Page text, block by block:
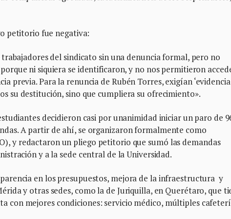
petitorio fue negativa:
del sindicato sin una denuncia formal, pero no
ni siquiera se identificaron, y no nos permitieron
previa. Para la renuncia de Rubén Torres, exigían ‘evidencia
su destitución, sino que cumpliera su ofrecimiento».
decidieron casi por unanimidad iniciar un paro de
A partir de ahí, se organizaron formalmente como
y redactaron un pliego petitorio que sumó las demandas
y a la sede central de la Universidad.
en los presupuestos, mejora de la infraestructura y
y otras sedes, como la de Juriquilla, en Querétaro, que
con mejores condiciones: servicio médico, múltiples